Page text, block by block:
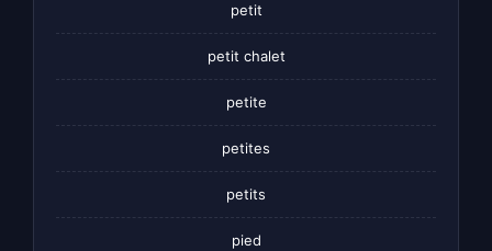
petit
petit chalet
petite
petites
petits
pied